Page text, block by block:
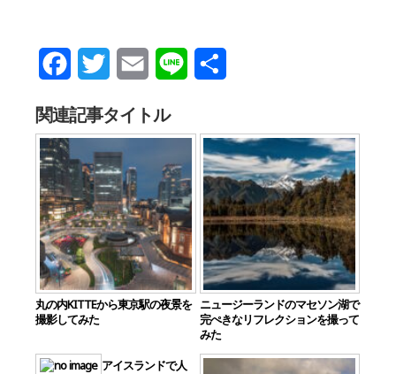
FacebookTwitter Email Line
関連記事タイトル
丸の内KITTEから東京駅の夜景を
撮影してみた
ニュージーランドのマセソン湖で
完ぺきなリフレクションを撮って
みた
アイスランドで人